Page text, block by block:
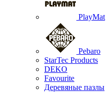
PlayMat
Pebaro
StarTec Products
DEKO
Favourite
Деревяные пазлы